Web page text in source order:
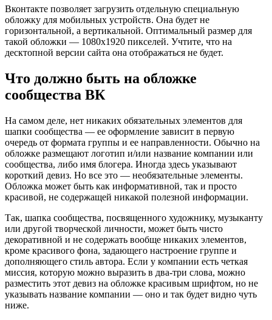
Вконтакте позволяет загрузить отдельную специальную
обложку для мобильных устройств. Она будет не
горизонтальной, а вертикальной. Оптимальный размер для
такой обложки — 1080х1920 пикселей. Учтите, что на
десктопной версии сайта она отображаться не будет.
Что должно быть на обложке
сообщества ВК
На самом деле, нет никаких обязательных элементов для
шапки сообщества — ее оформление зависит в первую
очередь от формата группы и ее направленности. Обычно на
обложке размещают логотип и/или название компании или
сообщества, либо имя блогера. Иногда здесь указывают
короткий девиз. Но все это — необязательные элементы.
Обложка может быть как информативной, так и просто
красивой, не содержащей никакой полезной информации.
Так, шапка сообщества, посвященного художнику, музыканту
или другой творческой личности, может быть чисто
декоративной и не содержать вообще никаких элементов,
кроме красивого фона, задающего настроение группе и
дополняющего стиль автора. Если у компании есть четкая
миссия, которую можно выразить в два-три слова, можно
разместить этот девиз на обложке красивым шрифтом, но не
указывать название компании — оно и так будет видно чуть
ниже.